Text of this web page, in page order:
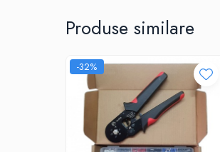
Produse similare
-32%